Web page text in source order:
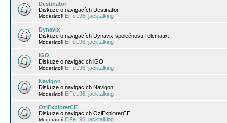
Destinator
Diskuze o navigacích Destinator.
Moderátoři EiFeL96 jacktalking
Dynavix
Diskuze o navigacích Dynavix společnosti Telematix.
Moderátoři EiFeL96 jacktalking
iGO
Diskuze o navigacích iGO.
Moderátoři EiFeL96 jacktalking
Navigon
Diskuze o navigacích Navigon.
Moderátoři EiFeL96 jacktalking
OziExplorerCE
Diskuze o navigacích OziExplorerCE.
Moderátoři EiFeL96 jacktalking